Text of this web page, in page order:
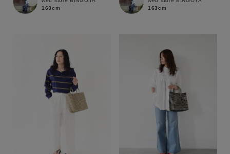
163cm
163cm